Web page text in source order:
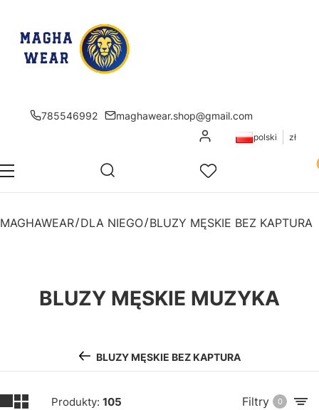
785546992
maghawear.shop@gmail.com
Zaloguj siępolski zł
Menu Otwórz wyszukiwarkę
Szukaj Ulubione
MAGHAWEAR DLA NIEGO BLUZY MĘSKIE BEZ KAPTURA
BLUZY MĘSKIE MUZYKA
BLUZY MĘSKIE BEZ KAPTURA
Produkty: 105 Filtry 0